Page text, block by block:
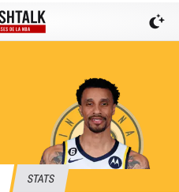
STATS